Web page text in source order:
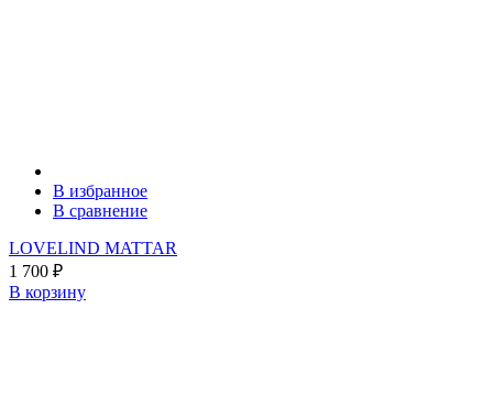
В избранное
В сравнение
LOVELIND MATTAR
1 700 ₽
В корзину